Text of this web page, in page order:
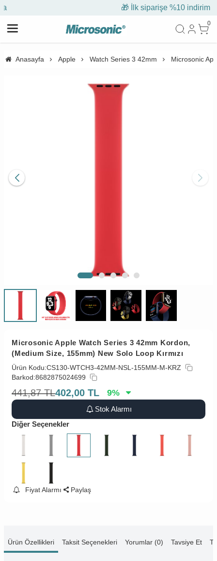
🎁 İlk siparişe %10 indirim
0
Anasayfa Apple Watch Series 3 42mm Microsonic
Microsonic Apple Watch Series 3 42mm Kordon,
(Medium Size, 155mm) New Solo Loop Kırmızı
Ürün Kodu:CS130-WTCH3-42MM-NSL-155MM-M-KRZ
Barkod:8682875024699
441,87 TL402,00 TL 9%
Stok Alarmı
Diğer Seçenekler
Fiyat Alarmı Paylaş
Ürün Özellikleri Taksit Seçenekleri Yorumlar (0) Tavsiye Et